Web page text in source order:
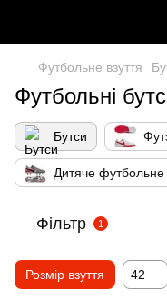
Футбольне взуття
Футбольні
Бутси
Дитяче футбольне
Фільтр 1
Розмір взуття 42